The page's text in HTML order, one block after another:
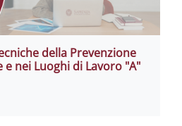
della Prevenzione
nei Luoghi di Lavoro "A"